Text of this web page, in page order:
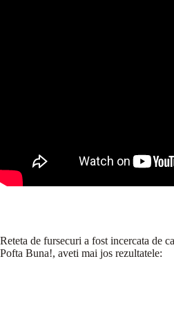
Reteta de fursecuri a fost incercata de
Pofta Buna!, aveti mai jos rezultatele: